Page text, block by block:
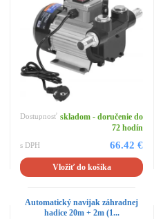
Dostupnosť skladom - doručenie do
72 hodín
s DPH 66.42 €
Vložiť do košíka
Automatický navijak záhradnej
hadice 20m + 2m (1...